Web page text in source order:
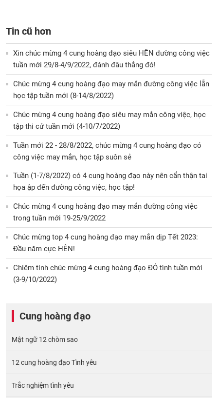
Tin cũ hơn
Xin chúc mừng 4 cung hoàng đạo siêu HÊN đường công việc
tuần mới 29/8-4/9/2022, đánh đâu thắng đó!
Chúc mừng 4 cung hoàng đạo may mắn đường công việc lẫn
học tập tuần mới (8-14/8/2022)
Chúc mừng 4 cung hoàng đạo siêu may mắn công việc, học
tập thi cử tuần mới (4-10/7/2022)
Tuần mới 22 - 28/8/2022, chúc mừng 4 cung hoàng đạo có
công việc may mắn, học tập suôn sẻ
Tuần (1-7/8/2022) có 4 cung hoàng đạo này nên cẩn thận tai
họa ập đến đường công việc, học tập!
Chúc mừng 4 cung hoàng đạo may mắn đường công việc
trong tuần mới 19-25/9/2022
Chúc mừng top 4 cung hoàng đạo may mắn dịp Tết 2023:
Đầu năm cực HÊN!
Chiêm tinh chúc mừng 4 cung hoàng đạo ĐỎ tình tuần mới
(3-9/10/2022)
Cung hoàng đạo
Mật ngữ 12 chòm sao
12 cung hoàng đạo Tình yêu
Trắc nghiệm tình yêu